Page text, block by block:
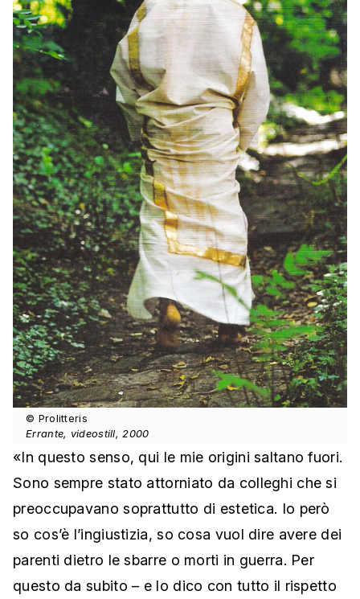
© Prolitteris
Errante, videostill, 2000
«In questo senso, qui le mie origini saltano fuori.
Sono sempre stato attorniato da colleghi che si
preoccupavano soprattutto di estetica. Io però
so cos’è l’ingiustizia, so cosa vuol dire avere dei
parenti dietro le sbarre o morti in guerra. Per
questo da subito – e lo dico con tutto il rispetto